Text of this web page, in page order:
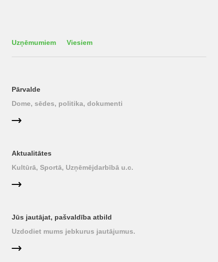
Uzņēmumiem Viesiem
Pārvalde
Dome, sēdes, politika, dokumenti
Aktualitātes
Kultūrā, Sportā, Uzņēmējdarbībā u.c.
Jūs jautājat, pašvaldība atbild
Uzdodiet mums jebkurus jautājumus.